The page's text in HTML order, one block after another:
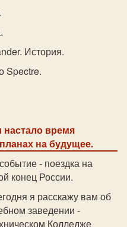
История.
Spectre.
настало время
на будущее.
- поездка на
конец России.
я расскажу вам об
заведении -
Колледже